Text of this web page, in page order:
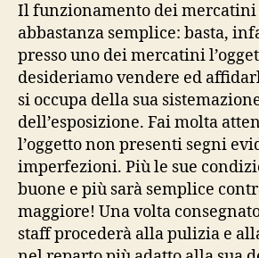
Il funzionamento dei mercatini
abbastanza semplice: basta,
presso uno dei mercatini
desideriamo vendere ed
si occupa della sua
dell’esposizione. Fai molta
l’oggetto non presenti segni
imperfezioni. Più le sue
buone e più sarà semplice
maggiore! Una volta
staff procederà alla pulizia e